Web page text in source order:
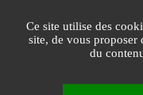
Mentions légales
Plan du
Ce site utilise des
site, de vous proposer
du